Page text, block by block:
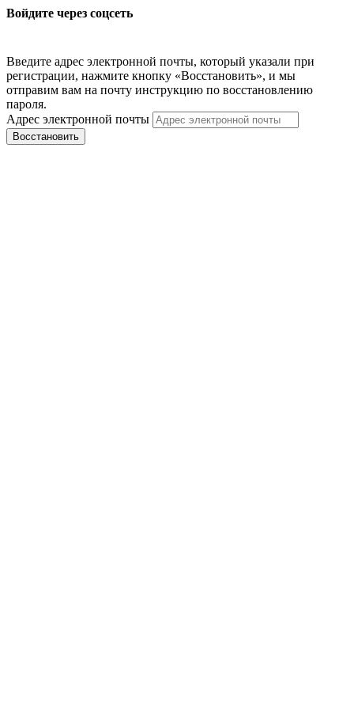
Войдите через соцсеть
Введите адрес электронной почты, который указали при
регистрации, нажмите кнопку «Восстановить», и мы
отправим вам на почту инструкцию по восстановлению
пароля.
Адрес электронной почты